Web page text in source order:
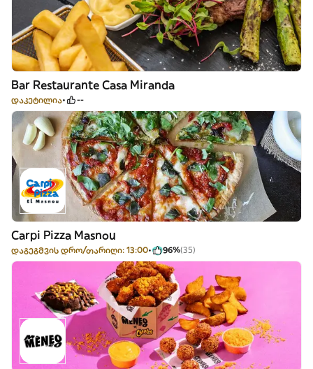
Bar Restaurante Casa Miranda
დაკეტილია --
Carpi Pizza Masnou
დაგეგმვის დრო/თარიღი: 13:00 96%(35)